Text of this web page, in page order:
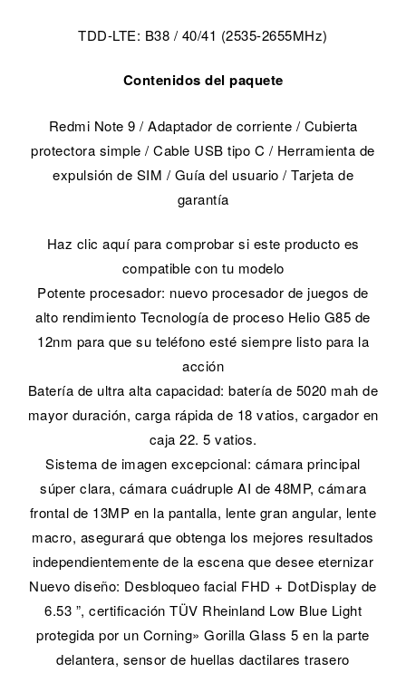
TDD-LTE: B38 / 40/41 (2535-2655MHz)
Contenidos del paquete
Redmi Note 9 / Adaptador de corriente / Cubierta
protectora simple / Cable USB tipo C / Herramienta de
expulsión de SIM / Guía del usuario / Tarjeta de
garantía
Haz clic aquí para comprobar si este producto es
compatible con tu modelo
Potente procesador: nuevo procesador de juegos de
alto rendimiento Tecnología de proceso Helio G85 de
12nm para que su teléfono esté siempre listo para la
acción
Batería de ultra alta capacidad: batería de 5020 mah de
mayor duración, carga rápida de 18 vatios, cargador en
caja 22. 5 vatios.
Sistema de imagen excepcional: cámara principal
súper clara, cámara cuádruple AI de 48MP, cámara
frontal de 13MP en la pantalla, lente gran angular, lente
macro, asegurará que obtenga los mejores resultados
independientemente de la escena que desee eternizar
Nuevo diseño: Desbloqueo facial FHD + DotDisplay de
6.53 ”, certificación TÜV Rheinland Low Blue Light
protegida por un Corning» Gorilla Glass 5 en la parte
delantera, sensor de huellas dactilares trasero